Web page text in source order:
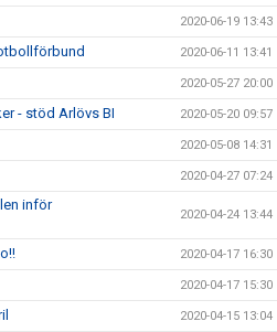
2020-06-19 13:43
2020-06-11 13:41
2020-05-27 20:00
- stöd Arlövs BI 2020-05-20 09:57
2020-05-08 14:31
2020-04-27 07:24
inför
2020-04-24 13:44
2020-04-17 16:30
2020-04-17 15:30
2020-04-15 13:04